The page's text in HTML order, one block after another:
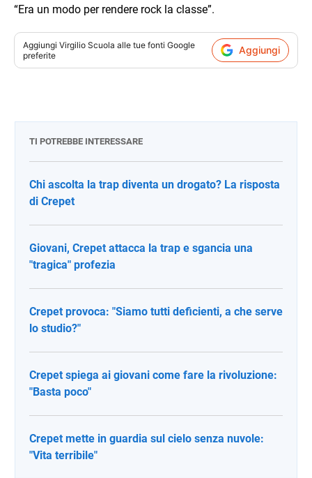
“Era un modo per rendere rock la classe”.
Aggiungi Virgilio Scuola alle tue fonti Google
preferite
Aggiungi
TI POTREBBE INTERESSARE
Chi ascolta la trap diventa un drogato? La risposta
di Crepet
Giovani, Crepet attacca la trap e sgancia una
"tragica" profezia
Crepet provoca: "Siamo tutti deficienti, a che serve
lo studio?"
Crepet spiega ai giovani come fare la rivoluzione:
"Basta poco"
Crepet mette in guardia sul cielo senza nuvole:
"Vita terribile"